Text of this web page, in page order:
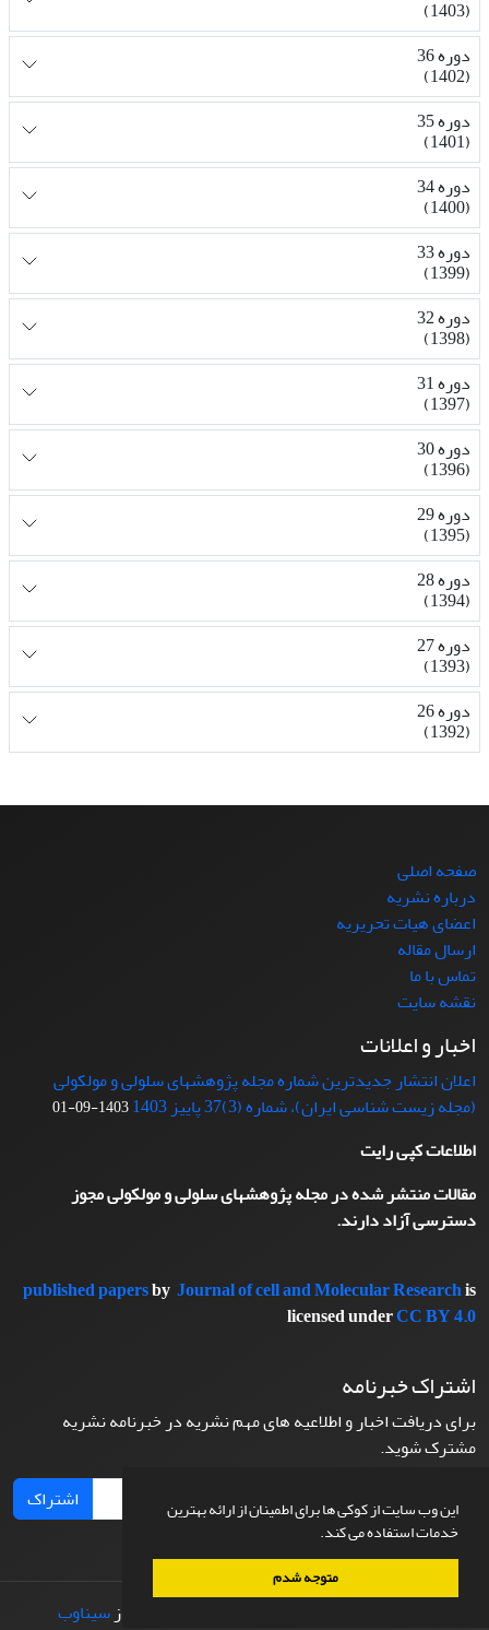
این وب سایت از کوکی ها برای اطمینان از ارائه بهترین
خدمات استفاده می کند.
متوجه شدم
(1403)
دوره 36
(1402)
دوره 35
(1401)
دوره 34
(1400)
دوره 33
(1399)
دوره 32
(1398)
دوره 31
(1397)
دوره 30
(1396)
دوره 29
(1395)
دوره 28
(1394)
دوره 27
(1393)
دوره 26
(1392)
صفحه اصلی
درباره نشریه
اعضای هیات تحریریه
ارسال مقاله
تماس با ما
نقشه سایت
اخبار و اعلانات
اعلان انتشار جدیدترین شماره مجله پژوهشهای سلولی و مولکولی
(مجله زیست شناسی ایران)، شماره (3)37 پاییز 1403
1403-09-01
اطلاعات کپی رایت
مقالات منتشر شده در مجله پژوهشهای سلولی و مولکولی مجوز
دسترسی آزاد دارند.
published papersby Journal of cell and Molecular Researchis
licensed underCC BY 4.0
اشتراک خبرنامه
برای دریافت اخبار و اطلاعیه های مهم نشریه در خبرنامه نشریه
مشترک شوید.
اشتراک
طراحی و پیاده سازی ازسیناوب